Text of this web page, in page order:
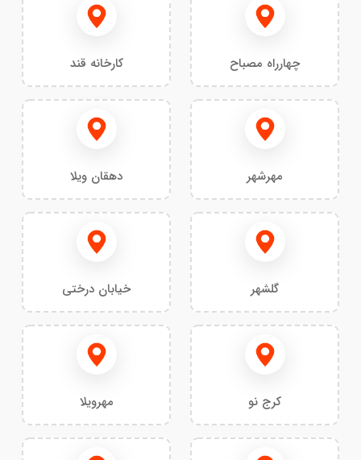
چهارراه مصباح کارخانه قند
مهرشهر دهقان ویلا
گلشهر خیابان درختی
کرج نو مهرویلا